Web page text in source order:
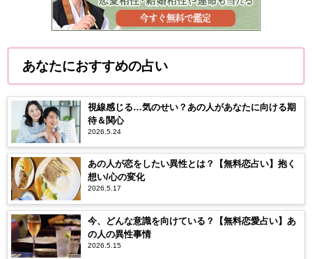
あなたにおすすめの占い
視線感じる…気のせい？あの人があなたに向ける期
待＆関心
2026.5.24
あの人が恋をしたい異性とは？【無料恋占い】抱く
想い/心の変化
2026.5.17
今、どんな意識を向けている？【無料恋愛占い】あ
の人の異性事情
2026.5.15